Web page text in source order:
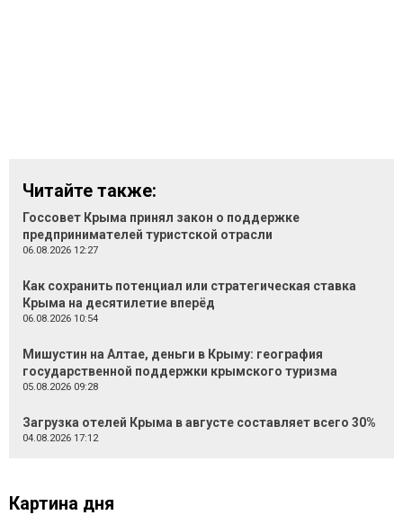
Читайте также:
Госсовет Крыма принял закон о поддержке
предпринимателей туристской отрасли
06.08.2026 12:27
Как сохранить потенциал или стратегическая ставка
Крыма на десятилетие вперёд
06.08.2026 10:54
Мишустин на Алтае, деньги в Крыму: география
государственной поддержки крымского туризма
05.08.2026 09:28
Загрузка отелей Крыма в августе составляет всего 30%
04.08.2026 17:12
Картина дня